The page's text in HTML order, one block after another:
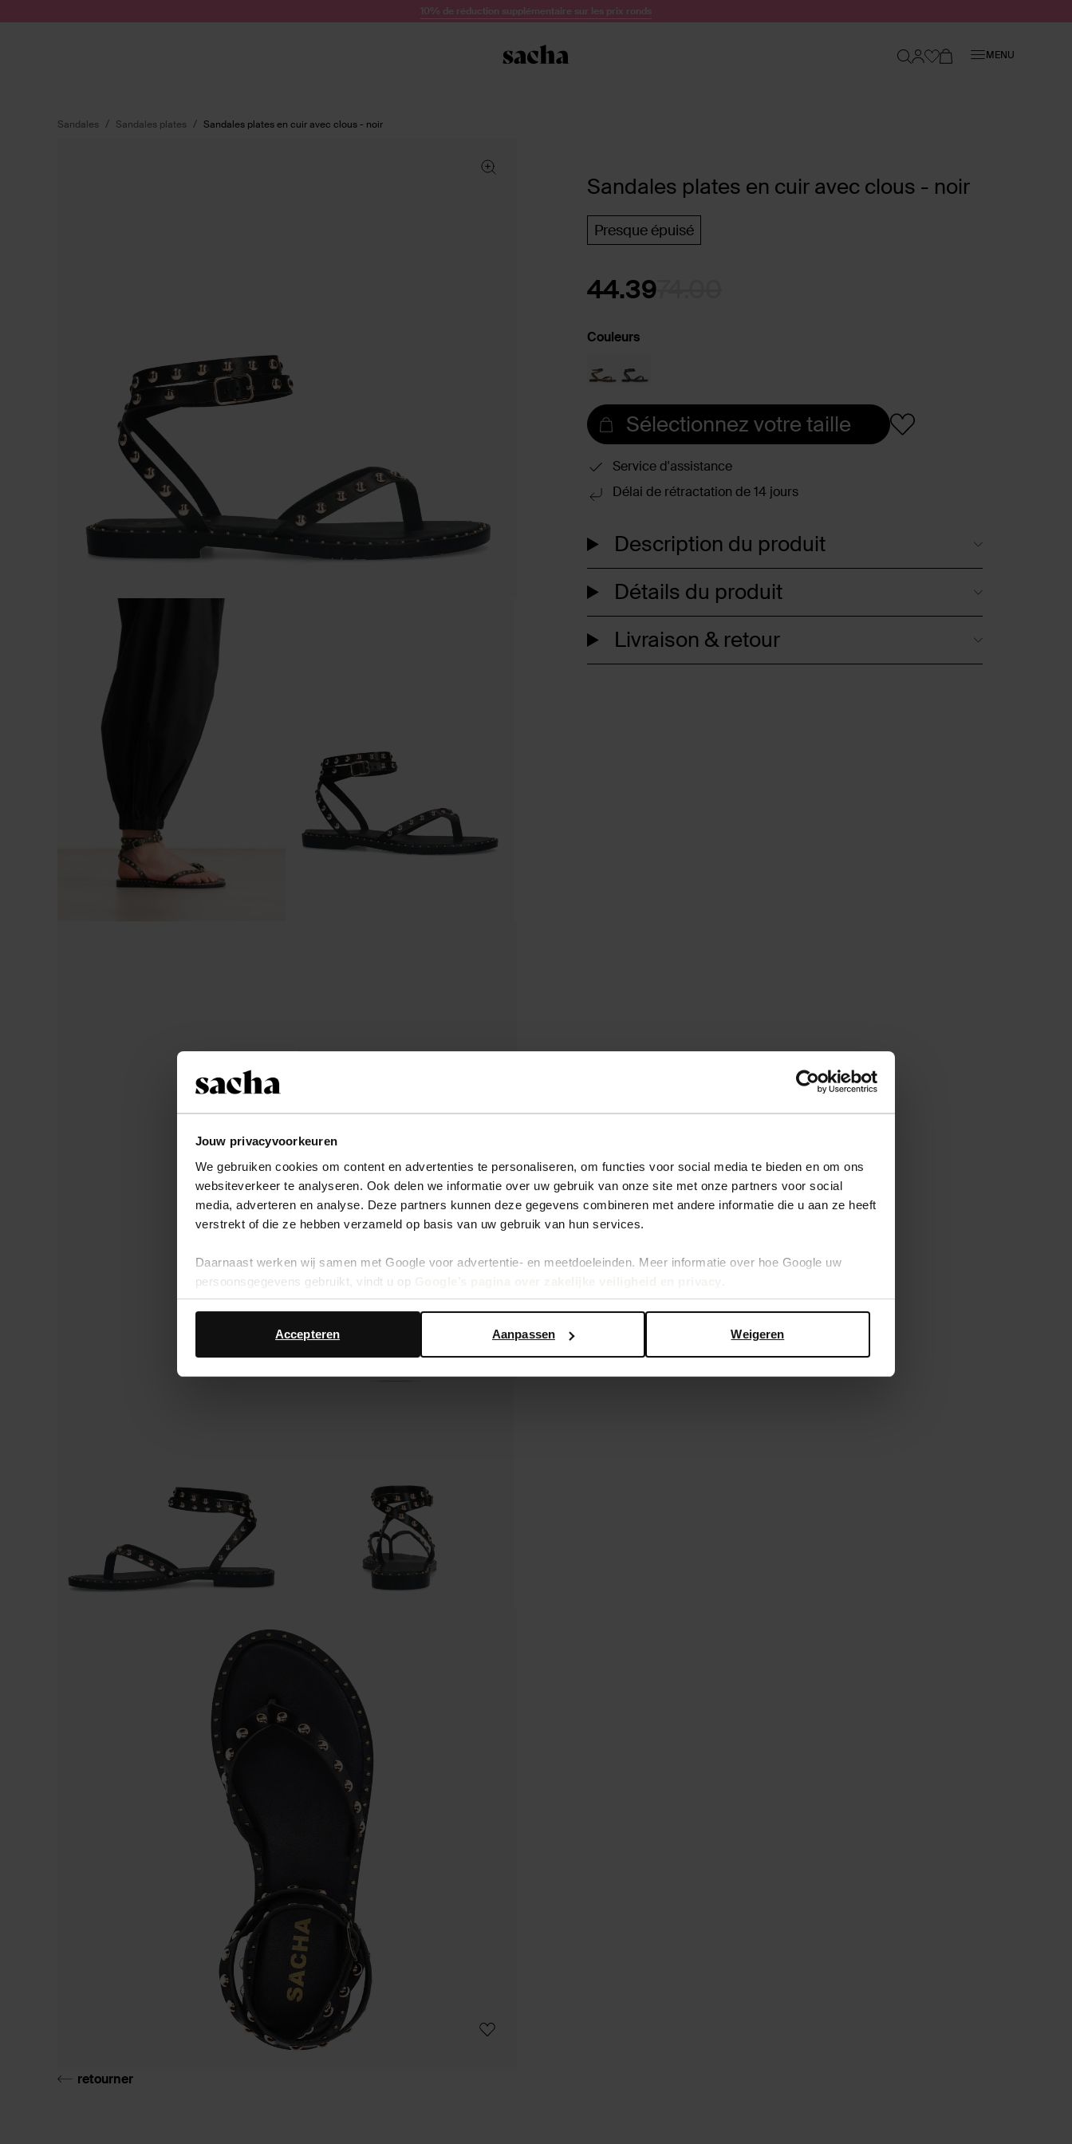
Jouw privacyvoorkeuren
We gebruiken cookies om content en advertenties te personaliseren, om functies voor social media te bieden en om ons
websiteverkeer te analyseren. Ook delen we informatie over uw gebruik van onze site met onze partners voor social
media, adverteren en analyse. Deze partners kunnen deze gegevens combineren met andere informatie die u aan ze heeft
verstrekt of die ze hebben verzameld op basis van uw gebruik van hun services.
Daarnaast werken wij samen met Google voor advertentie- en meetdoeleinden. Meer informatie over hoe Google uw
persoonsgegevens gebruikt, vindt u op
Weigeren
Aanpassen
Accepteren
10% de réduction supplémentaire sur les prix ronds
MENU
Sandales Sandales plates Sandales plates en cuir avec clous - noir
Sandales plates en cuir avec clous - noir
Presque épuisé
44.39
Couleurs
Sélectionnez votre taille
Service d'assistance
Délai de rétractation de 14 jours
Description du produit
Détails du produit
Livraison & retour
retourner